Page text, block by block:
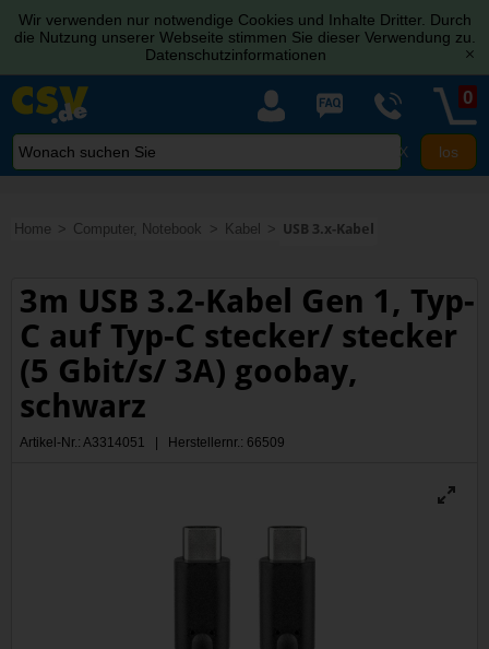
Wir verwenden nur notwendige Cookies und Inhalte Dritter. Durch
die Nutzung unserer Webseite stimmen Sie dieser Verwendung zu.
Datenschutzinformationen
[x]
X
0
Home Computer, Notebook Kabel USB 3.x-Kabel
3m USB 3.2-Kabel Gen 1, Typ-
C auf Typ-C stecker/ stecker
(5 Gbit/s/ 3A) goobay,
schwarz
Artikel-Nr.: A3314051 | Herstellernr.: 66509